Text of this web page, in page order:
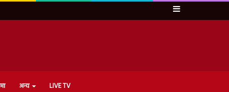
Sidebar
अन्य LIVE TV